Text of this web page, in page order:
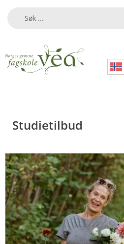
Studietilbud